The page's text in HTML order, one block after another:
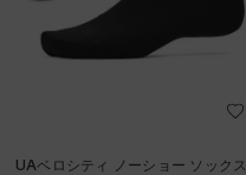
UAベロシティ ノーショー ソックス